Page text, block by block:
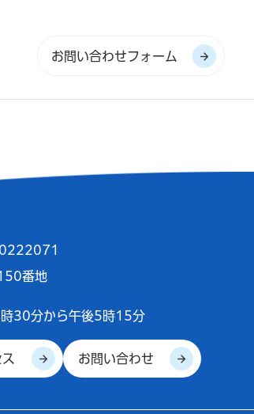
番地
30分から午後5時15分
お問い合わせ